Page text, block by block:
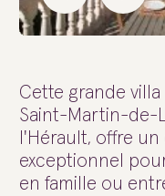
Cette grande
Saint-Martin-de-
l'Hérault, offre un
exceptionnel
en famille ou